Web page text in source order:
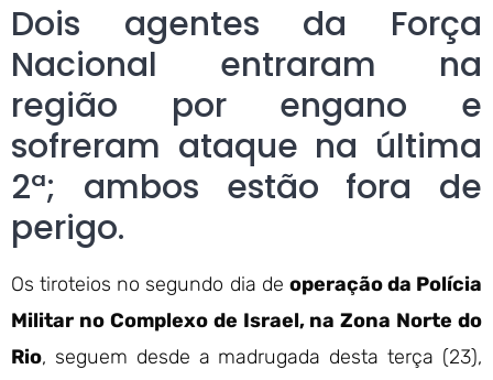
Dois agentes da Força
Nacional entraram na
região por engano e
sofreram ataque na última
2ª; ambos estão fora de
perigo.
Os tiroteios no segundo dia de operação da Polícia
Militar no Complexo de Israel, na Zona Norte do
Rio, seguem desde a madrugada desta terça (23),